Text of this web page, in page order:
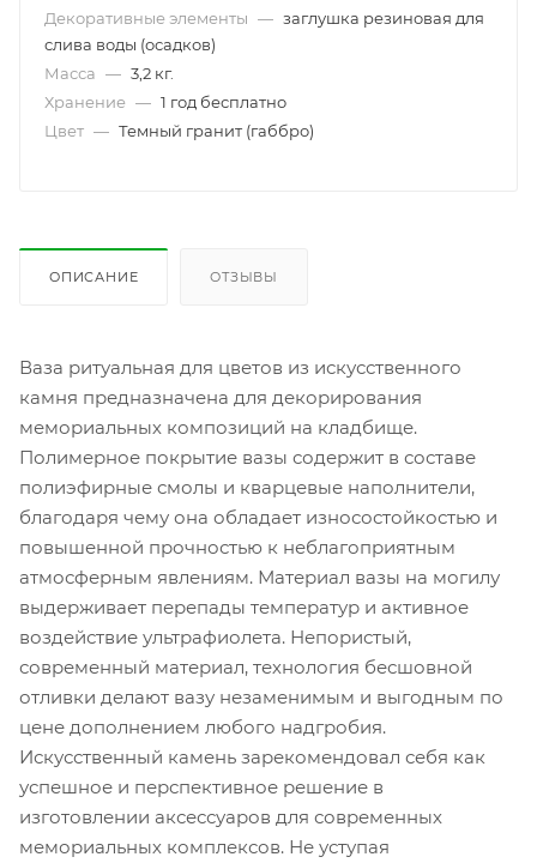
Декоративные элементы — заглушка резиновая для
слива воды (осадков)
Масса — 3,2 кг.
Хранение — 1 год бесплатно
Цвет — Темный гранит (габбро)
ОПИСАНИЕ ОТЗЫВЫ
Ваза ритуальная для цветов из искусственного
камня предназначена для декорирования
мемориальных композиций на кладбище.
Полимерное покрытие вазы содержит в составе
полиэфирные смолы и кварцевые наполнители,
благодаря чему она обладает износостойкостью и
повышенной прочностью к неблагоприятным
атмосферным явлениям. Материал вазы на могилу
выдерживает перепады температур и активное
воздействие ультрафиолета. Непористый,
современный материал, технология бесшовной
отливки делают вазу незаменимым и выгодным по
цене дополнением любого надгробия.
Искусственный камень зарекомендовал себя как
успешное и перспективное решение в
изготовлении аксессуаров для современных
мемориальных комплексов. Не уступая